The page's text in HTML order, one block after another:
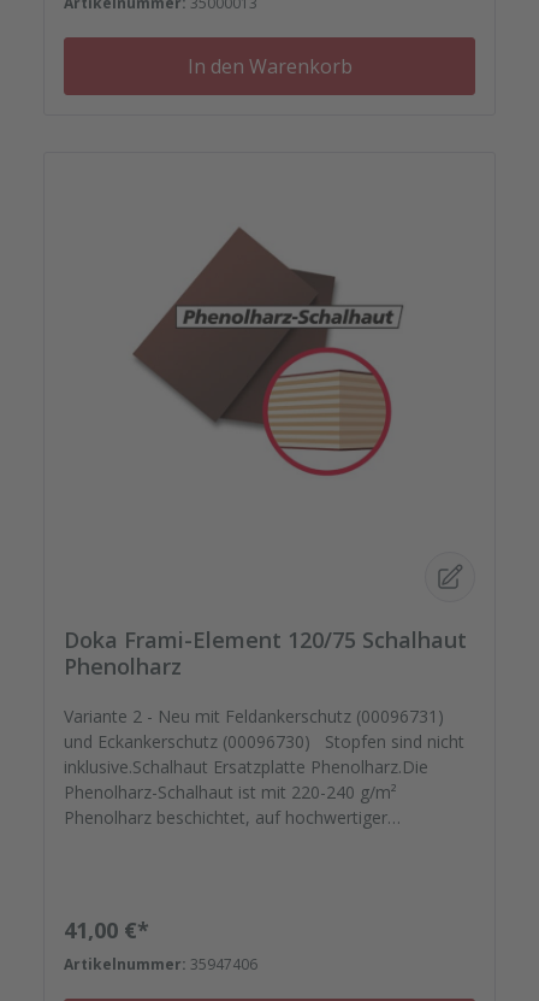
Nieten, Schrauben, Kunststoffeinsätzen bis zu
Reparaturplättchen.
In den Warenkorb
Doka Frami-Element 120/75 Schalhaut
Phenolharz
Variante 2 - Neu mit Feldankerschutz (00096731)
und Eckankerschutz (00096730) Stopfen sind nicht
inklusive.Schalhaut Ersatzplatte Phenolharz.Die
Phenolharz-Schalhaut ist mit 220-240 g/m²
Phenolharz beschichtet, auf hochwertiger
Elementrahmen. Darauf können Sie sich
verlassen.Bestellen Sie das komplette Zubehör zum
Sanieren gleich mit. - Von der Dichtfugenmasse,
Nieten, Schrauben, Kunststoffeinsätzen bis zu
Regulärer Preis:
41,00 €*
Artikelnummer: 35947406